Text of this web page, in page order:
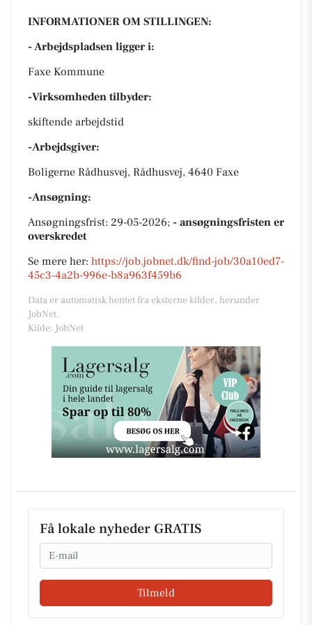
INFORMATIONER OM STILLINGEN:
- Arbejdspladsen ligger i:
Faxe Kommune
-Virksomheden tilbyder:
skiftende arbejdstid
-Arbejdsgiver:
Boligerne Rådhusvej, Rådhusvej, 4640 Faxe
-Ansøgning:
Ansøgningsfrist: 29-05-2026; - ansøgningsfristen er
overskredet
Se mere her: https://job.jobnet.dk/find-job/30a10ed7-
45c3-4a2b-996e-b8a963f459b6
Data er automatisk hentet fra eksterne kilder, herunder
JobNet.
Kilde: JobNet
Få lokale nyheder GRATIS
Email
Tilmeld